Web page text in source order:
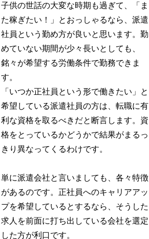
子供の世話の大変な時期も過ぎて、「ま
た稼ぎたい！」とおっしゃるなら、派遣
社員という勤め方が良いと思います。勤
めていない期間が少々長いとしても、
銘々が希望する労働条件で勤務できま
す。
「いつか正社員という形で働きたい」と
希望している派遣社員の方は、転職に有
利な資格を取るべきだと断言します。資
格をとっているかどうかで結果がまるっ
きり異なってくるわけです。
単に派遣会社と言いましても、各々特徴
があるのです。正社員へのキャリアアッ
プを希望しているとするなら、そうした
求人を前面に打ち出している会社を選定
した方が利口です。